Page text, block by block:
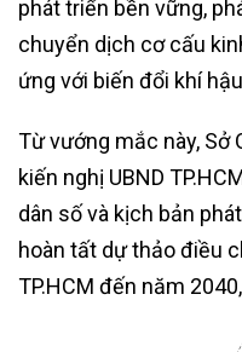
phát triển bền vững,
chuyển dịch cơ cấu
ứng với biến đổi khí
Từ vướng mắc này, Sở
kiến nghị UBND
dân số và kịch bản
hoàn tất dự thảo điều
TP.HCM đến năm